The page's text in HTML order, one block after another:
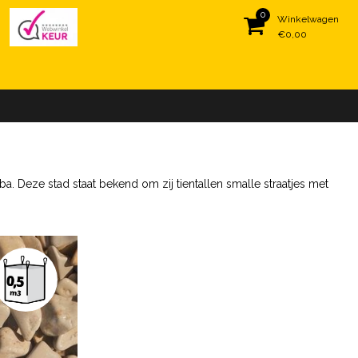
0
Winkelwagen
€0,00
Deze stad staat bekend om zij tientallen smalle straatjes met